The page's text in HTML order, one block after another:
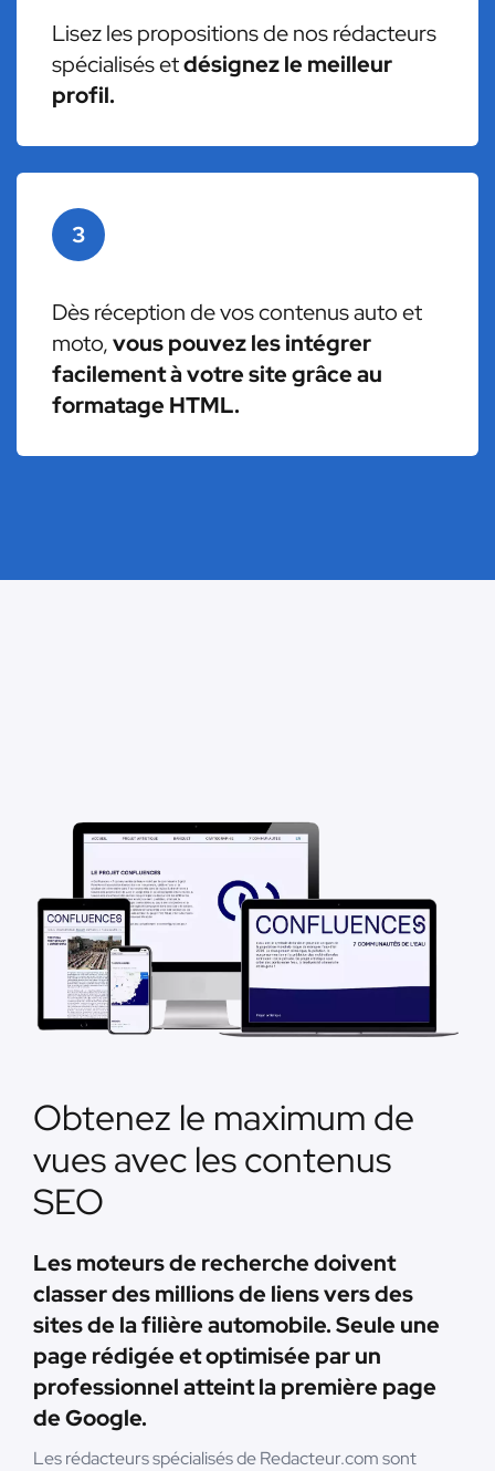
Lisez les propositions de nos rédacteurs
spécialisés etdésignez le meilleur
profil.
3
Dès réception de vos contenus auto et
moto,vous pouvez les intégrer
facilement à votre site grâce au
formatage HTML.
Obtenez le maximum de
vues avec les contenus
SEO
Les moteurs de recherche doivent
classer des millions de liens vers des
sites de la filière automobile. Seule une
page rédigée et optimisée par un
professionnel atteint la première page
de Google.
Les rédacteurs spécialisés de Redacteur.com sont